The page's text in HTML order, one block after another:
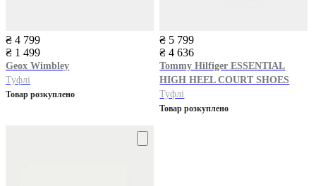
₴ 4 799
₴ 1 499
Geox Wimbley
Туфлі
Товар розкуплено
₴ 5 799
₴ 4 636
Tommy Hilfiger ESSENTIAL
HIGH HEEL COURT SHOES
Туфлі
Товар розкуплено